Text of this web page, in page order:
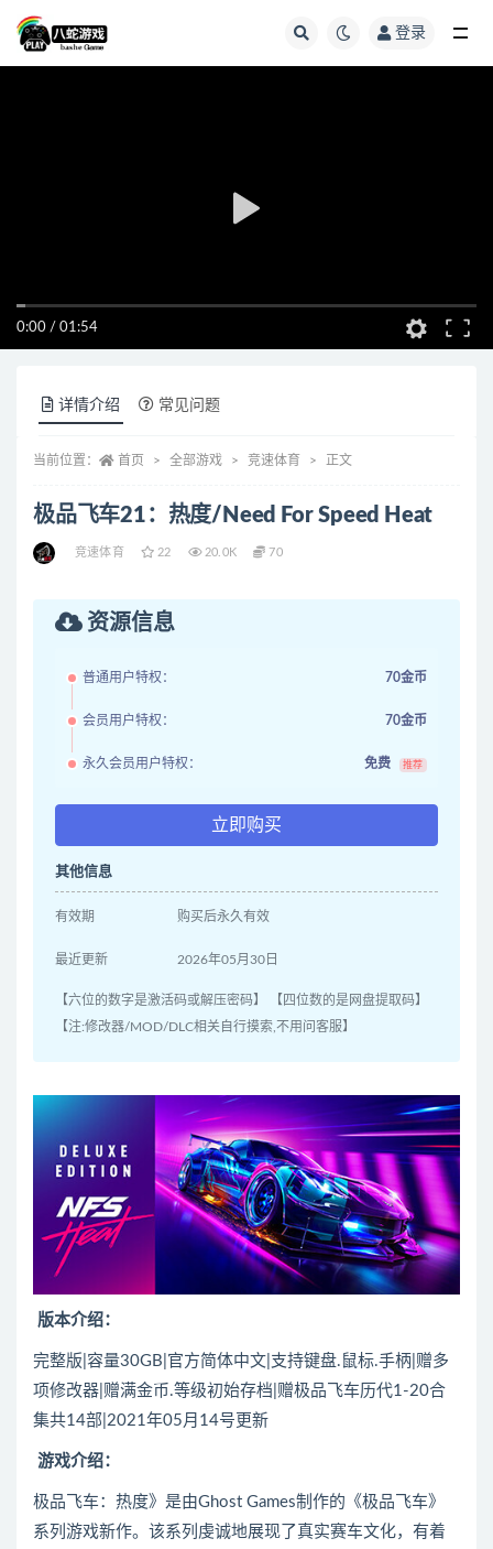
登录
0:00 / 01:54
详情介绍 常见问题
当前位置： 首页 全部游戏 竞速体育 正文
极品飞车21：热度/Need For Speed Heat
竞速体育 22 20.0K 70
资源信息
普通用户特权： 70金币
会员用户特权： 70金币
永久会员用户特权： 免费 推荐
立即购买
其他信息
有效期 购买后永久有效
最近更新 2026年05月30日
【六位的数字是激活码或解压密码】 【四位数的是网盘提取码】
【注:修改器/MOD/DLC相关自行摸索,不用问客服】
版本介绍：
完整版|容量30GB|官方简体中文|支持键盘.鼠标.手柄|赠多
项修改器|赠满金币.等级初始存档|赠极品飞车历代1-20合
集共14部|2021年05月14号更新
游戏介绍：
极品飞车：热度》是由Ghost Games制作的《极品飞车》
系列游戏新作。该系列虔诚地展现了真实赛车文化，有着